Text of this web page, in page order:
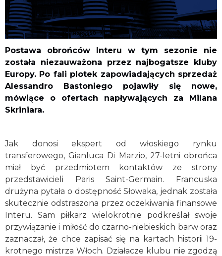
Postawa obrońców Interu w tym sezonie nie
została niezauważona przez najbogatsze kluby
Europy. Po fali plotek zapowiadających sprzedaż
Alessandro Bastoniego pojawiły się nowe,
mówiące o ofertach napływających za Milana
Skriniara.
Jak donosi ekspert od włoskiego rynku
transferowego, Gianluca Di Marzio, 27-letni obrońca
miał być przedmiotem kontaktów ze strony
przedstawicieli Paris Saint-Germain. Francuska
drużyna pytała o dostępność Słowaka, jednak została
skutecznie odstraszona przez oczekiwania finansowe
Interu. Sam piłkarz wielokrotnie podkreślał swoje
przywiązanie i miłość do czarno-niebieskich barw oraz
zaznaczał, że chce zapisać się na kartach historii 19-
krotnego mistrza Włoch. Działacze klubu nie zgodzą